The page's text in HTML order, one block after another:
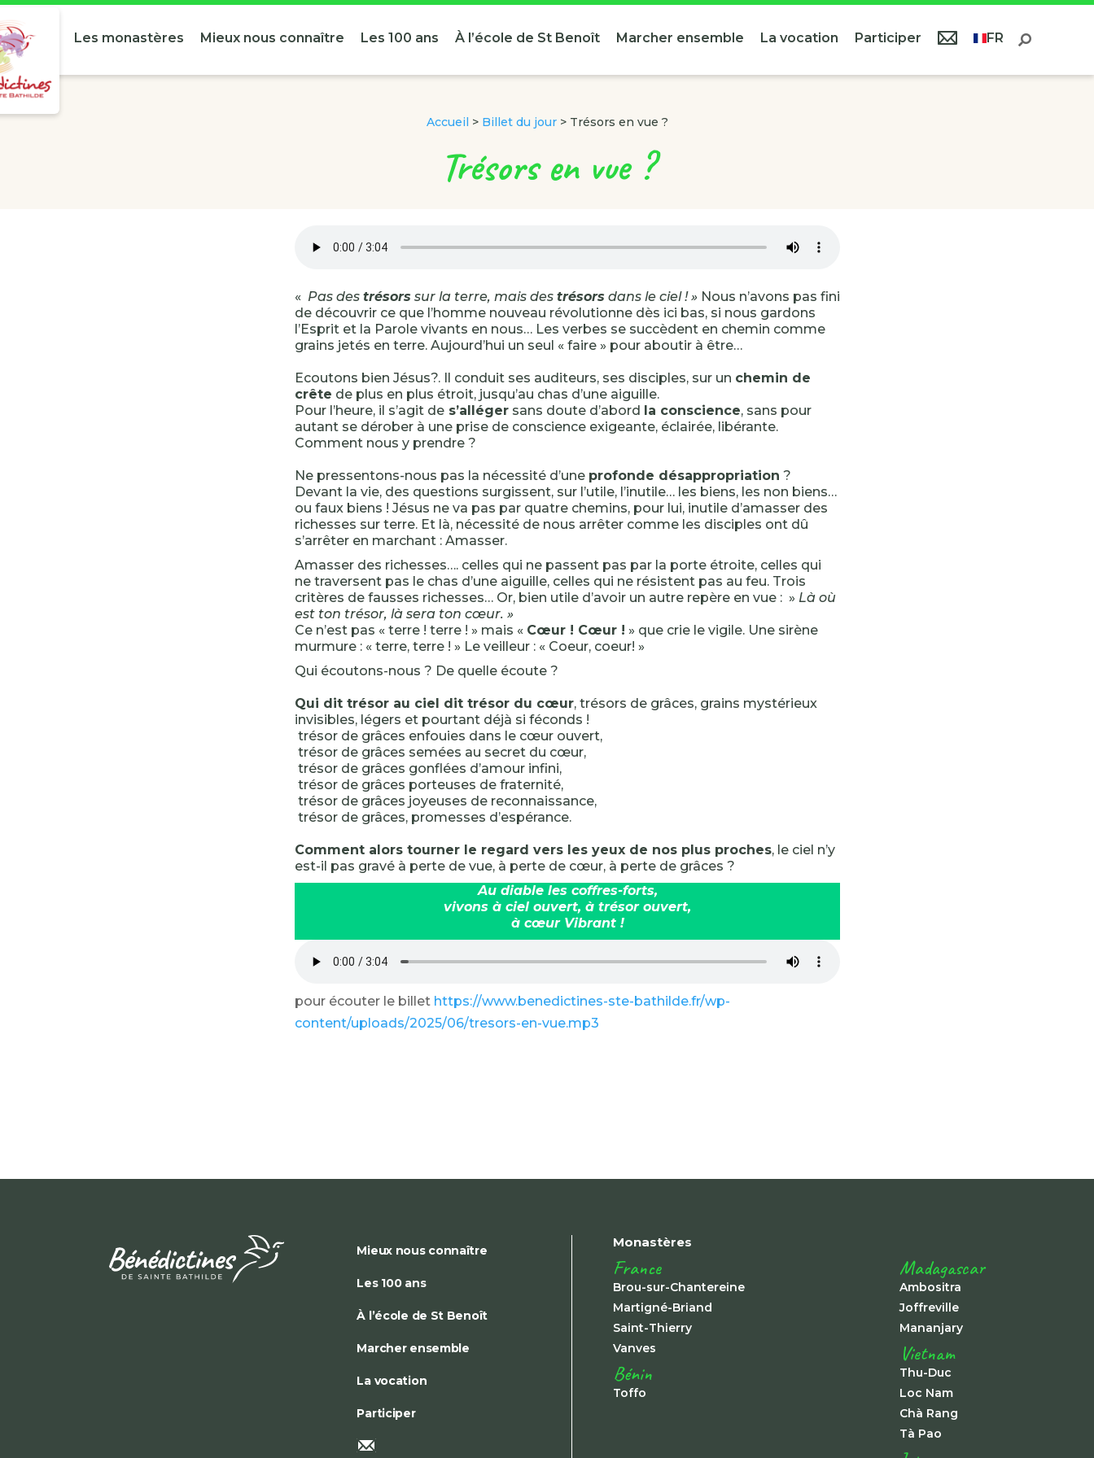
Les monastères Mieux nous connaître Les 100 ans À l’école de St Benoît Marcher ensemble La vocation Participer FR
Accueil > Billet du jour> Trésors en vue ?
Trésors en vue ?
« Pas des trésors sur la terre, mais des trésors dans le ciel ! » Nous n’avons pas fini
de découvrir ce que l’homme nouveau révolutionne dès ici bas, si nous gardons
l’Esprit et la Parole vivants en nous… Les verbes se succèdent en chemin comme
grains jetés en terre. Aujourd’hui un seul « faire » pour aboutir à être…
Ecoutons bien Jésus?. Il conduit ses auditeurs, ses disciples, sur un chemin de
crête de plus en plus étroit, jusqu’au chas d’une aiguille.
Pour l’heure, il s’agit de s’alléger sans doute d’abord la conscience, sans pour
autant se dérober à une prise de conscience exigeante, éclairée, libérante.
Comment nous y prendre ?
Ne pressentons-nous pas la nécessité d’une profonde désappropriation ?
Devant la vie, des questions surgissent, sur l’utile, l’inutile… les biens, les non biens…
ou faux biens ! Jésus ne va pas par quatre chemins, pour lui, inutile d’amasser des
richesses sur terre. Et là, nécessité de nous arrêter comme les disciples ont dû
s’arrêter en marchant : Amasser.
Amasser des richesses…. celles qui ne passent pas par la porte étroite, celles qui
ne traversent pas le chas d’une aiguille, celles qui ne résistent pas au feu. Trois
critères de fausses richesses… Or, bien utile d’avoir un autre repère en vue : » Là où
est ton trésor, là sera ton cœur. »
Ce n’est pas « terre ! terre ! » mais « Cœur ! Cœur ! » que crie le vigile. Une sirène
murmure : « terre, terre ! » Le veilleur : « Coeur, coeur! »
Qui écoutons-nous ? De quelle écoute ?
Qui dit trésor au ciel dit trésor du cœur, trésors de grâces, grains mystérieux
invisibles, légers et pourtant déjà si féconds !
trésor de grâces enfouies dans le cœur ouvert,
trésor de grâces semées au secret du cœur,
trésor de grâces gonflées d’amour infini,
trésor de grâces porteuses de fraternité,
trésor de grâces joyeuses de reconnaissance,
trésor de grâces, promesses d’espérance.
Comment alors tourner le regard vers les yeux de nos plus proches, le ciel n’y
est-il pas gravé à perte de vue, à perte de cœur, à perte de grâces ?
Au diable les coffres-forts,
vivons à ciel ouvert, à trésor ouvert,
à cœur Vibrant !
pour écouter le billet https://www.benedictines-ste-bathilde.fr/wp-
content/uploads/2025/06/tresors-en-vue.mp3
Mieux nous connaître
Les 100 ans
À l’école de St Benoît
Marcher ensemble
La vocation
Participer
Monastères
France
Brou-sur-Chantereine
Martigné-Briand
Saint-Thierry
Vanves
Bénin
Toffo
Madagascar
Ambositra
Joffreville
Mananjary
Vietnam
Thu-Duc
Loc Nam
Chà Rang
Tà Pao